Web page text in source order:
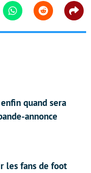
WhatsappReddit
quand sera
annonce
les fans de foot